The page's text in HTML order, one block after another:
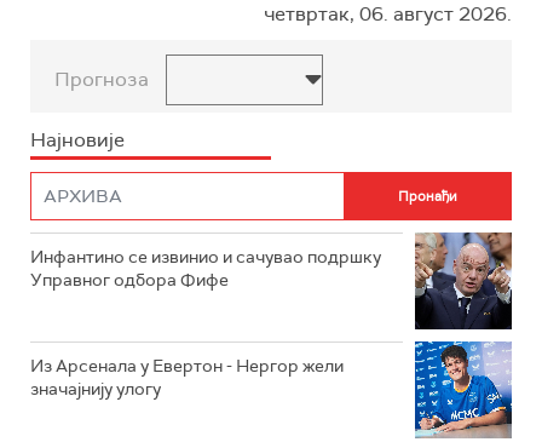
четвртак, 06. август 2026.
Прогноза
Најновије
Инфантино се извинио и сачувао подршку
Управног одбора Фифе
Из Арсенала у Евертон - Нергор жели
значајнију улогу